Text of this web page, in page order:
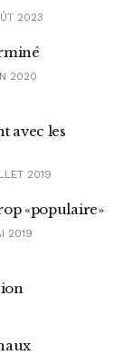
2023
2020
avec les
2019
«populaire»
2019